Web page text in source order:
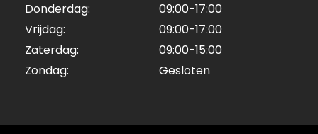
Donderdag:
09:00-17:00
Vrijdag:
09:00-17:00
Zaterdag:
09:00-15:00
Zondag:
Gesloten